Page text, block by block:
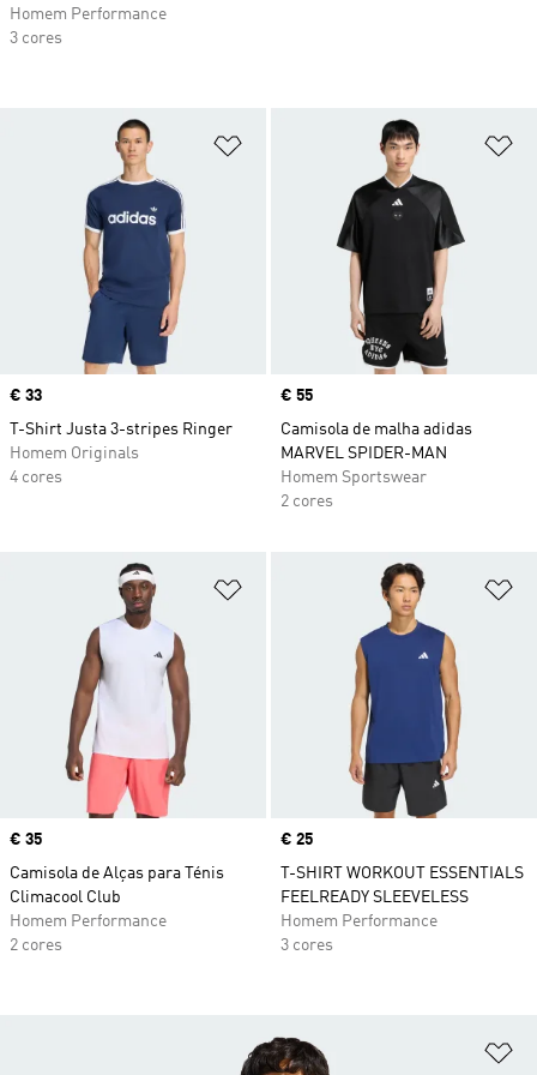
Adicionar à Lista de Desejos
Price
€ 33
T-Shirt Justa 3-stripes Ringer
Homem Originals
4 cores
Price
€ 55
Camisola de malha adidas
MARVEL SPIDER-MAN
Homem Sportswear
2 cores
Adicionar à Lista de Desejos
Price
€ 35
Camisola de Alças para Ténis
Climacool Club
Homem Performance
2 cores
Price
€ 25
T-SHIRT WORKOUT ESSENTIALS
FEELREADY SLEEVELESS
Homem Performance
3 cores
Homem Performance
3 cores